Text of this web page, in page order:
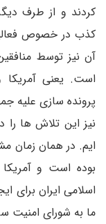
کردند و از طرف
کذب در خصوص
آن نیز توسط
است. یعنی آمریکا
پرونده سازی علیه
نیز این تلاش ها
ایم. در همان زمان
بوده است و آمریکا
اسلامی ایران برای
ما به شورای امنیت